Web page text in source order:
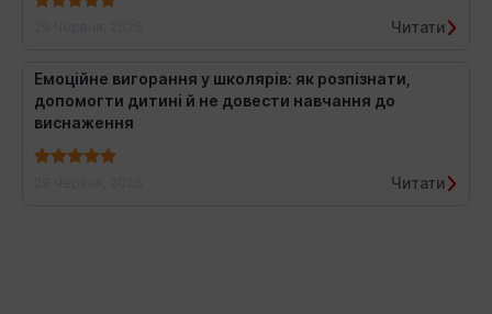
Читати
Емоційне вигорання у школярів: як розпізнати,
допомогти дитині й не довести навчання до
виснаження
Читати